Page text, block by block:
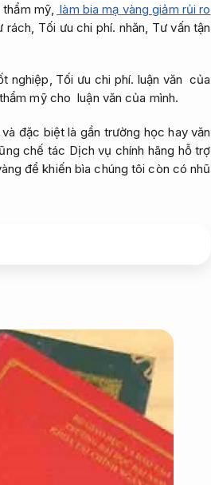
mỹ, làm bia mạ vàng giảm rủi ro
rách, Tối ưu chi phí. nhăn, Tư vấn tận
nghiệp, Tối ưu chi phí. luận văn của
mỹ cho luận văn của mình.
đặc biệt là gần trường học hay văn
chế tác Dịch vụ chính hãng hỗ trợ
để khiến bìa chúng tôi còn có nhũ